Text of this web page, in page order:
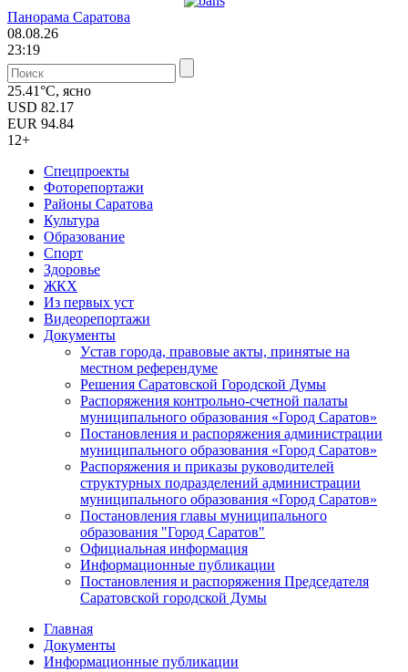
Панорама Саратова
08.08.26
23:19
25.41°C, ясно
USD 82.17
EUR 94.84
12+
Спецпроекты
Фоторепортажи
Районы Саратова
Культура
Образование
Спорт
Здоровье
ЖКХ
Из пеpвых уст
Видеорепортажи
Документы
Уcтав города, правовые акты, принятые на
местном референдуме
Решения Саратовской Городской Думы
Распоряжения контрольно-счетной палаты
муниципального образования «Город Саратов»
Постановления и распоряжения администрации
муниципального образования «Город Саратов»
Распоряжения и приказы руководителей
структурных подразделений администрации
муниципального образования «Город Саратов»
Постановления главы муниципального
образования "Город Саратов"
Официальная информация
Информационные публикации
Постановления и распоряжения Председателя
Саратовской городской Думы
Главная
Документы
Информационные публикации